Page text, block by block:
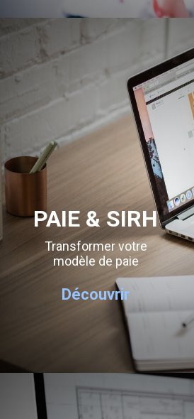
PAIE & SIRH
Transformer votre
modèle de paie
Découvrir